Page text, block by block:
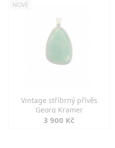
NOVÉ
Vintage stříbrný přívěs
Georg Kramer
3 900 Kč